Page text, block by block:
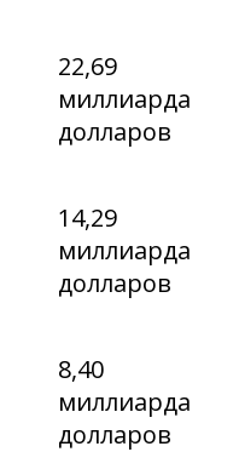
22,69
миллиарда
долларов
14,29
миллиарда
долларов
8,40
миллиарда
долларов